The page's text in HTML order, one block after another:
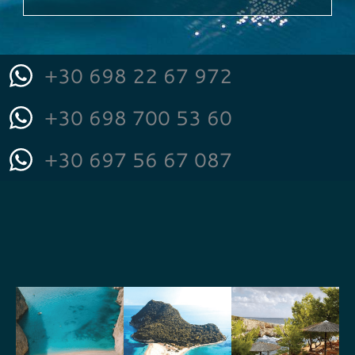
s
g
e+30 698 22 67 972
+30 698 700 53 60
+30 697 56 67 087